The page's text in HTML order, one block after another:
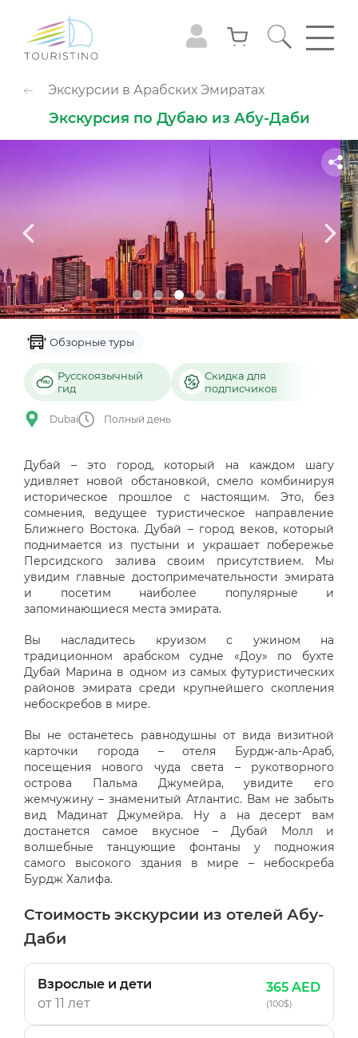
Экскурсии в Арабских Эмиратах
Экскурсия по Дубаю из Абу-Даби
Обзорные туры
Русскоязычный
гид
Скидка для
подписчиков
Dubai Полный день
Дубай – это город, который на каждом шагу
удивляет новой обстановкой, смело комбинируя
историческое прошлое с настоящим. Это, без
сомнения, ведущее туристическое направление
Ближнего Востока. Дубай – город веков, который
поднимается из пустыни и украшает побережье
Персидского залива своим присутствием. Мы
увидим главные достопримечательности эмирата
и посетим наиболее популярные и
запоминающиеся места эмирата.
Вы насладитесь круизом с ужином на
традиционном арабском судне «Доу» по бухте
Дубай Марина в одном из самых футуристических
районов эмирата среди крупнейшего скопления
небоскребов в мире.
Вы не останетесь равнодушны от вида визитной
карточки города – отеля Бурдж-аль-Араб,
посещения нового чуда света – рукотворного
острова Пальма Джумейра, увидите его
жемчужину – знаменитый Атлантис. Вам не забыть
вид Мадинат Джумейра. Ну а на десерт вам
достанется самое вкусное – Дубай Молл и
волшебные танцующие фонтаны у подножия
самого высокого здания в мире – небоскреба
Бурдж Халифа.
Стоимость экскурсии из отелей Абу-
Даби
Взрослые и дети
от 11 лет
365 AED
(100$)
Обзорные туры Приключения
Шоу
Культура и музеи Аквапарк
Парк развлечений Популярно с детьми
Небо